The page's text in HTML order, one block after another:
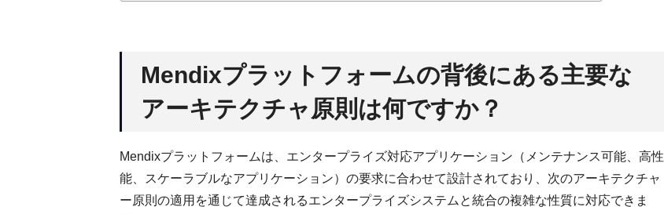
Mendixプラットフォームの背後にある主要な
アーキテクチャ原則は何ですか？
Mendixプラットフォームは、エンタープライズ対応アプリケーション（メンテナンス可能、高性
能、スケーラブルなアプリケーション）の要求に合わせて設計されており、次のアーキテクチャ
ー原則の適用を通じて達成されるエンタープライズシステムと統合の複雑な性質に対応できま